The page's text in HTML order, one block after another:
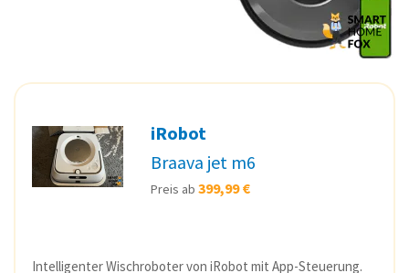
iRobot
Braava jet m6
Preis ab 399,99 €
Intelligenter Wischroboter von iRobot mit App-Steuerung.